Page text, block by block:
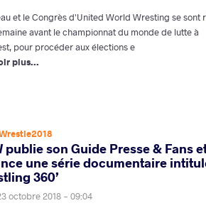
et le Congrès d'United World Wresting se sont
avant le championnat du monde de lutte à
pour procéder aux élections e
plus...
publie son Guide Presse & Fans
une série documentaire
360’
octobre 2018 - 09:04